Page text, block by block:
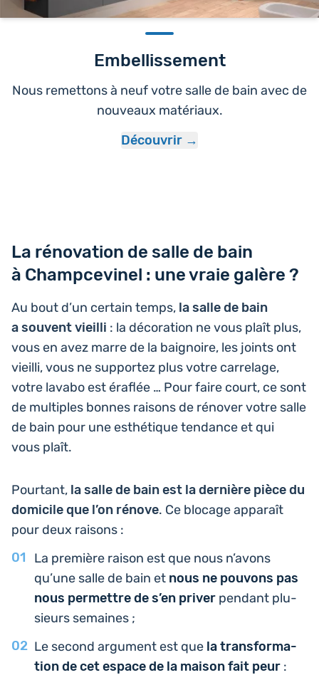
Embellissement
Nous remettons à neuf votre salle de bain avec de
nouveaux matériaux.
Découvrir
La rénovation de salle de bain
à Champcevinel : une vraie galère ?
Au bout d’un certain temps, la salle de bain
a souvent vieilli : la déco­ra­tion ne vous plaît plus,
vous en avez marre de la bai­gnoire, les joints ont
vieilli, vous ne sup­por­tez plus votre car­re­lage,
votre lavabo est éraflée … Pour faire court, ce sont
de mul­tiples bonnes raisons de rénover votre salle
de bain pour une esthé­tique ten­dance et qui
vous plaît.
Pour­tant, la salle de bain est la der­nière pièce du
domi­cile que l’on rénove. Ce blocage appa­raît
pour deux raisons :
La pre­mière raison est que nous n’avons
qu’une salle de bain et nous ne pouvons pas
nous per­mettre de s’en priver pendant plu­
sieurs semaines ;
Le second argu­ment est que la trans­for­ma­
tion de cet espace de la maison fait peur :